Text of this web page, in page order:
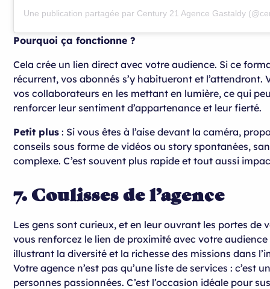
Pourquoi ça fonctionne ?
Cela crée un lien direct avec votre audience. Si ce
récurrent, vos abonnés s’y habitueront et l’attendront.
vos collaborateurs en les mettant en lumière, ce qui
renforcer leur sentiment d’appartenance et leur fierté.
Petit plus : Si vous êtes à l’aise devant la caméra,
conseils sous forme de vidéos ou story spontanées,
complexe. C’est souvent plus rapide et tout aussi
7. Coulisses de l’agence
Les gens sont curieux, et en leur ouvrant les portes de
vous renforcez le lien de proximité avec votre
illustrant la diversité et la richesse des missions dans
Votre agence n’est pas qu’une liste de services : c’est
personnes passionnées. C’est l’occasion idéale pour